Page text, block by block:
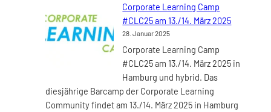
für
Coaching,
Training
und
Inspiration!
Corporate Learning Camp
#CLC25 am 13./14. März 2025
28. Januar 2025
Corporate Learning Camp
#CLC25 am 13./14. März 2025 in
Hamburg und hybrid. Das
diesjährige Barcamp der Corporate Learning
Community findet am 13./14. März 2025 in Hamburg